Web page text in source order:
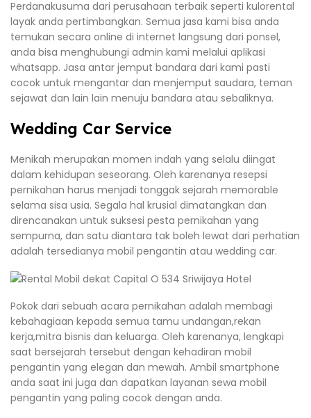
Perdanakusuma dari perusahaan terbaik seperti kulorental
layak anda pertimbangkan. Semua jasa kami bisa anda
temukan secara online di internet langsung dari ponsel,
anda bisa menghubungi admin kami melalui aplikasi
whatsapp. Jasa antar jemput bandara dari kami pasti
cocok untuk mengantar dan menjemput saudara, teman
sejawat dan lain lain menuju bandara atau sebaliknya.
Wedding Car Service
Menikah merupakan momen indah yang selalu diingat
dalam kehidupan seseorang. Oleh karenanya resepsi
pernikahan harus menjadi tonggak sejarah memorable
selama sisa usia. Segala hal krusial dimatangkan dan
direncanakan untuk suksesi pesta pernikahan yang
sempurna, dan satu diantara tak boleh lewat dari perhatian
adalah tersedianya mobil pengantin atau wedding car.
Pokok dari sebuah acara pernikahan adalah membagi
kebahagiaan kepada semua tamu undangan,rekan
kerja,mitra bisnis dan keluarga. Oleh karenanya, lengkapi
saat bersejarah tersebut dengan kehadiran mobil
pengantin yang elegan dan mewah. Ambil smartphone
anda saat ini juga dan dapatkan layanan sewa mobil
pengantin yang paling cocok dengan anda.